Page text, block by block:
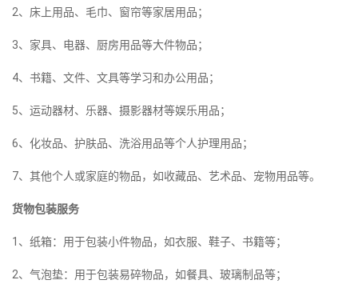
2、床上用品、毛巾、窗帘等家居用品；
3、家具、电器、厨房用品等大件物品；
4、书籍、文件、文具等学习和办公用品；
5、运动器材、乐器、摄影器材等娱乐用品；
6、化妆品、护肤品、洗浴用品等个人护理用品；
7、其他个人或家庭的物品，如收藏品、艺术品、宠物用品等。
货物包装服务
1、纸箱：用于包装小件物品，如衣服、鞋子、书籍等；
2、气泡垫：用于包装易碎物品，如餐具、玻璃制品等；